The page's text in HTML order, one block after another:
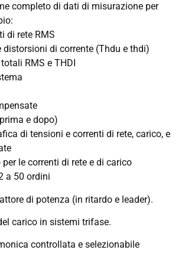
completo di dati di misurazione per
di rete RMS
distorsioni di corrente (Thdu e thdi)
RMS e THDI
e dopo)
di tensioni e correnti di rete, carico, e
le correnti di rete e di carico
a 50 ordini
di potenza (in ritardo e leader).
carico in sistemi trifase.
controllata e selezionabile